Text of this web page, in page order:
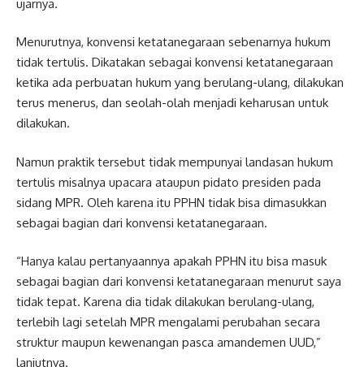
ujarnya.
Menurutnya, konvensi ketatanegaraan sebenarnya hukum
tidak tertulis. Dikatakan sebagai konvensi ketatanegaraan
ketika ada perbuatan hukum yang berulang-ulang, dilakukan
terus menerus, dan seolah-olah menjadi keharusan untuk
dilakukan.
Namun praktik tersebut tidak mempunyai landasan hukum
tertulis misalnya upacara ataupun pidato presiden pada
sidang MPR. Oleh karena itu PPHN tidak bisa dimasukkan
sebagai bagian dari konvensi ketatanegaraan.
“Hanya kalau pertanyaannya apakah PPHN itu bisa masuk
sebagai bagian dari konvensi ketatanegaraan menurut saya
tidak tepat. Karena dia tidak dilakukan berulang-ulang,
terlebih lagi setelah MPR mengalami perubahan secara
struktur maupun kewenangan pasca amandemen UUD,”
lanjutnya.